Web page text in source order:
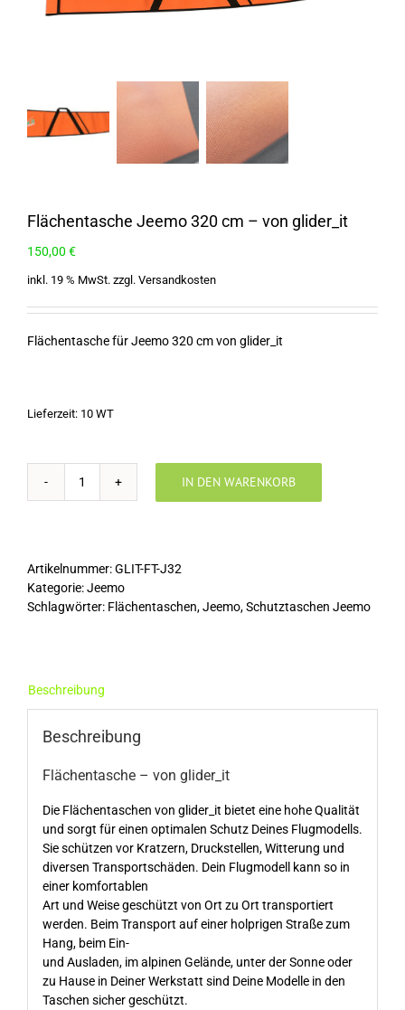
Flächentasche Jeemo 320 cm – von glider_it
150,00 €
inkl. 19 % MwSt. zzgl. Versandkosten
Flächentasche für Jeemo 320 cm von glider_it
Lieferzeit: 10 WT
Flächentasche
-
von
glider_it
IN DEN WARENKORB
Artikelnummer:GLIT-FT-J32
Kategorie:Jeemo
Schlagwörter: Flächentaschen,Jeemo,Schutztaschen Jeemo
Beschreibung
Beschreibung
Flächentasche – von glider_it
Die Flächentaschen von glider_it bietet eine hohe Qualität
und sorgt für einen optimalen Schutz Deines Flugmodells.
Sie schützen vor Kratzern, Druckstellen, Witterung und
diversen Transportschäden. Dein Flugmodell kann so in
einer komfortablen
Art und Weise geschützt von Ort zu Ort transportiert
werden. Beim Transport auf einer holprigen Straße zum
Hang, beim Ein-
und Ausladen, im alpinen Gelände, unter der Sonne oder
zu Hause in Deiner Werkstatt sind Deine Modelle in den
Taschen sicher geschützt.